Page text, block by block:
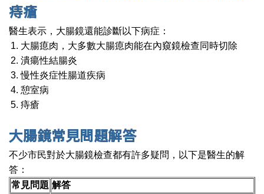
痔瘡
醫生表示，大腸鏡還能診斷以下病症：
大腸瘜肉，大多數大腸瘜肉能在內窺鏡檢查同時切除
潰瘍性結腸炎
慢性炎症性腸道疾病
憩室病
痔瘡
大腸鏡常見問題解答
不少市民對於大腸鏡檢查都有許多疑問，以下是醫生的解
答：
常見問題 解答